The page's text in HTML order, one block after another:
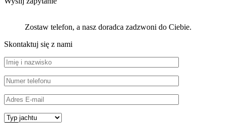
Zostaw telefon, a nasz doradca zadzwoni do Ciebie.
Skontaktuj się z nami